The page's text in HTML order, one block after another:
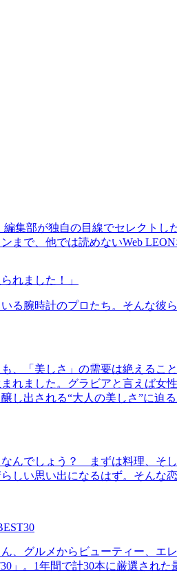
集部が独自の目線でセレクトし
まで、他では読めないWeb
れました！」
る腕時計のプロたち。そんな彼
、「美しさ」の需要は絶えるこ
れました。グラビアと言えば女
し出される“大人の美しさ”に迫
んでしょう？ まずは料理、そ
しい思い出になるはず。そんな
、グルメからビューティー、エ
」。1年間で計30本に厳選され